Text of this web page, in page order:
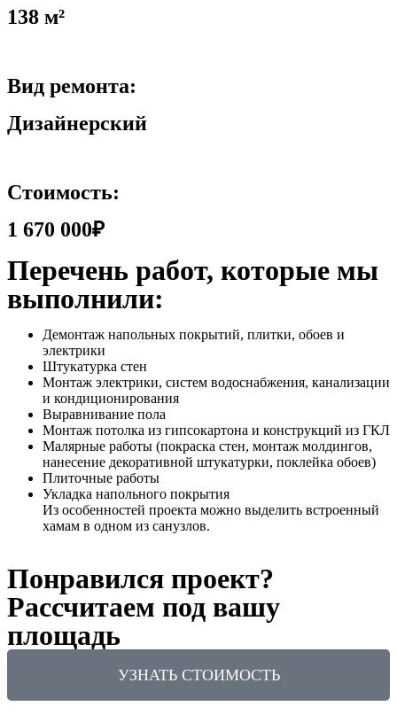
138 м²
Вид ремонта:
Дизайнерский
Стоимость:
1 670 000₽
Перечень работ, которые мы
выполнили:
Демонтаж напольных покрытий, плитки, обоев и
электрики
Штукатурка стен
Монтаж электрики, систем водоснабжения, канализации
и кондиционирования
Выравнивание пола
Монтаж потолка из гипсокартона и конструкций из ГКЛ
Малярные работы (покраска стен, монтаж молдингов,
нанесение декоративной штукатурки, поклейка обоев)
Плиточные работы
Укладка напольного покрытия
Из особенностей проекта можно выделить встроенный
хамам в одном из санузлов.
Понравился проект?
Рассчитаем под вашу
площадь
УЗНАТЬ СТОИМОСТЬ